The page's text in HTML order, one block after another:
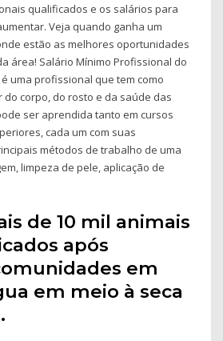
qualificados e os salários para
Veja quando ganha um
estão as melhores oportunidades
área! Salário Mínimo Profissional do
uma profissional que tem como
corpo, do rosto e da saúde das
ser aprendida tanto em cursos
cada um com suas
métodos de trabalho de uma
limpeza de pele, aplicação de
de 10 mil animais
após
em
em meio à seca